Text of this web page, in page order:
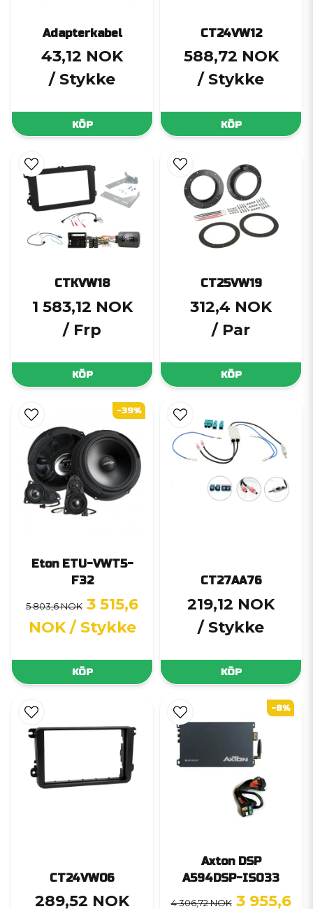
Adapterkabel
43,12 NOK
/ Stykke
KÖP
CT24VW12
588,72 NOK
/ Stykke
KÖP
CTKVW18
1 583,12 NOK
/ Frp
KÖP
CT25VW19
312,4 NOK
/ Par
KÖP
Eton ETU-VWT5-
F32
5 803,6 NOK 3 515,6
NOK / Stykke
KÖP
-39%
CT27AA76
219,12 NOK
/ Stykke
KÖP
CT24VW06
289,52 NOK
Axton DSP
A594DSP-ISO33
4 306,72 NOK 3 955,6
-8%